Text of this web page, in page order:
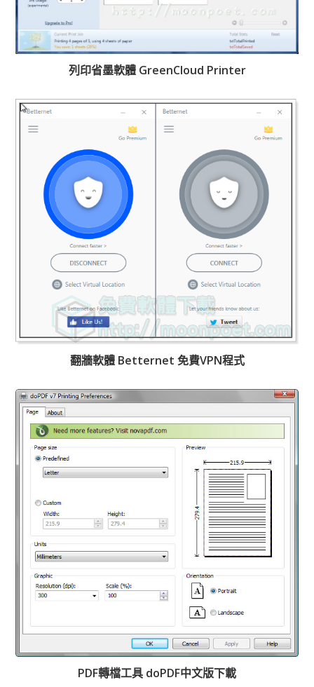
列印省墨軟體 GreenCloud Printer
翻牆軟體 Betternet 免費VPN程式
PDF轉檔工具 doPDF中文版下載